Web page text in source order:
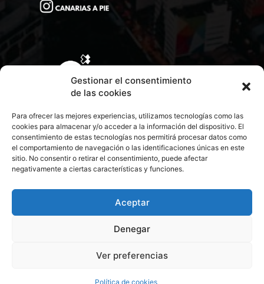
Gestionar el consentimiento
de las cookies
Para ofrecer las mejores experiencias, utilizamos tecnologías como las
cookies para almacenar y/o acceder a la información del dispositivo. El
consentimiento de estas tecnologías nos permitirá procesar datos como
el comportamiento de navegación o las identificaciones únicas en este
sitio. No consentir o retirar el consentimiento, puede afectar
negativamente a ciertas características y funciones.
Aceptar
Denegar
Ver preferencias
Política de cookies
CONTACTA CON NOSOTROS
© 2026 Todos los derechos reservados. Culturamanía